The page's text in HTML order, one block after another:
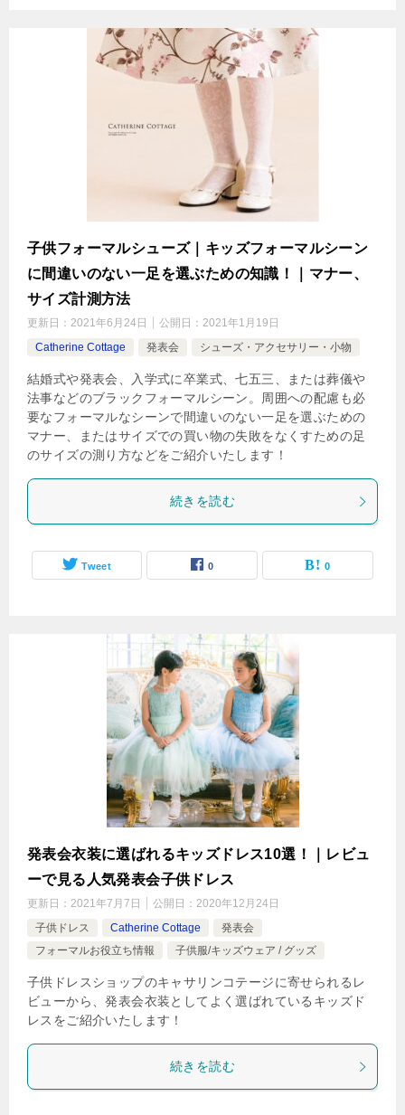
子供フォーマルシューズ｜キッズフォーマルシーン
に間違いのない一足を選ぶための知識！｜マナー、
サイズ計測方法
更新日： 2021年6月24日 公開日： 2021年1月19日
Catherine Cottage
発表会 シューズ・アクセサリー・小物
結婚式や発表会、入学式に卒業式、七五三、または葬儀や
法事などのブラックフォーマルシーン。周囲への配慮も必
要なフォーマルなシーンで間違いのない一足を選ぶための
マナー、またはサイズでの買い物の失敗をなくすための足
のサイズの測り方などをご紹介いたします！
続きを読む
Tweet 0 0
発表会衣装に選ばれるキッズドレス10選！｜レビュ
ーで見る人気発表会子供ドレス
更新日： 2021年7月7日 公開日： 2020年12月24日
子供ドレス
Catherine Cottage
発表会
フォーマルお役立ち情報
子供服/キッズウェア / グッズ
子供ドレスショップのキャサリンコテージに寄せられるレ
ビューから、発表会衣装としてよく選ばれているキッズド
レスをご紹介いたします！
続きを読む